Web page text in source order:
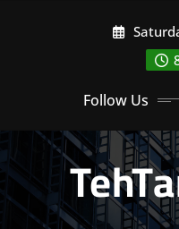
Follow Us